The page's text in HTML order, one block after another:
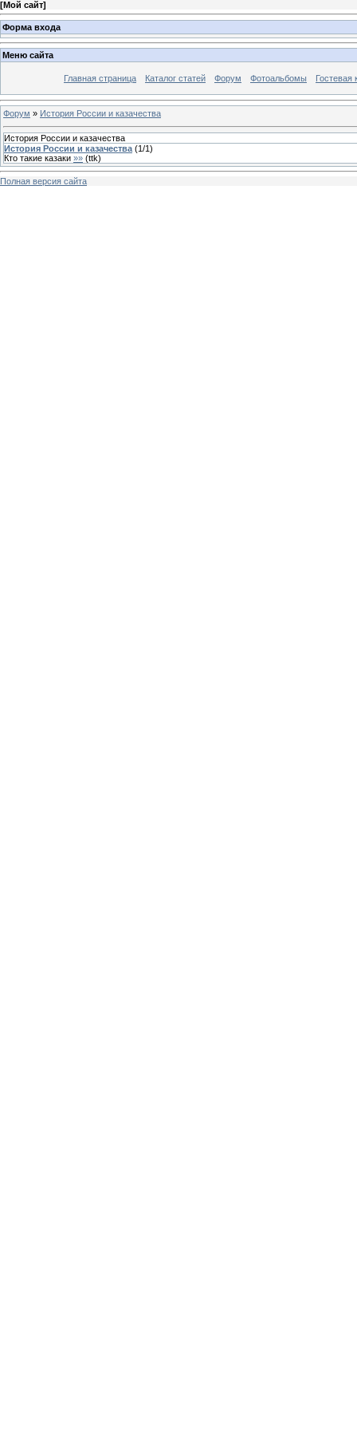
[Мой сайт]
Форма входа
Меню сайта
Главная страница Каталог статей Форум Фотоальбомы Гостевая
Форум » История России и казачества
История России и казачества
История России и казачества (1/1)
Кто такие казаки »» (ttk)
Полная версия сайта